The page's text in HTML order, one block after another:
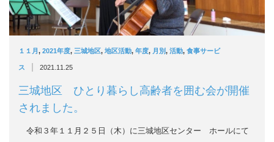
１１月, 2021年度, 三城地区, 地区活動, 年度, 月別, 活動, 食事サービ
ス | 2021.11.25
三城地区 ひとり暮らし高齢者を囲む会が開催
されました。
令和３年１１月２５日（木）に三城地区センター ホールにて